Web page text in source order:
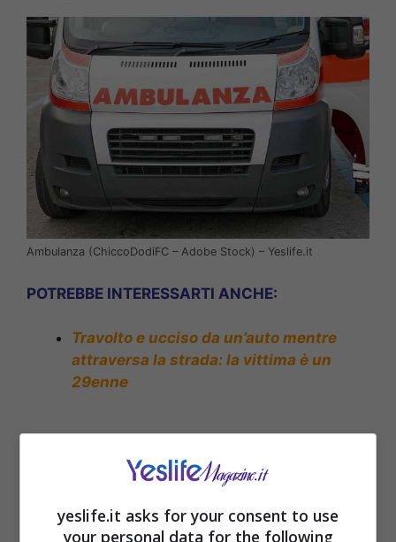
Ambulanza (ChiccoDodiFC – Adobe Stock) – Yeslife.it
POTREBBE INTERESSARTI ANCHE:
Travolto e ucciso da un’auto mentre
attraversa la strada: la vittima è un
29enne
yeslife.it asks for your consent to use
your personal data for the following